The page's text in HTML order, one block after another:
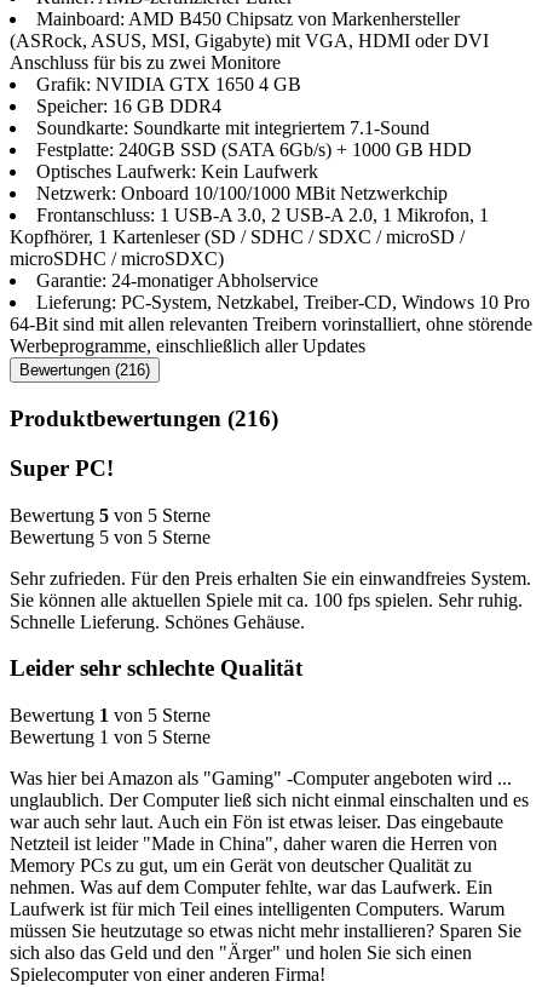
Mainboard: AMD B450 Chipsatz von Markenhersteller
(ASRock, ASUS, MSI, Gigabyte) mit VGA, HDMI oder DVI
Anschluss für bis zu zwei Monitore
Grafik: NVIDIA GTX 1650 4 GB
Speicher: 16 GB DDR4
Soundkarte: Soundkarte mit integriertem 7.1-Sound
Festplatte: 240GB SSD (SATA 6Gb/​s) + 1000 GB HDD
Optisches Laufwerk: Kein Laufwerk
Netzwerk: Onboard 10/100/1000 MBit Netzwerkchip
Frontanschluss: 1 USB-A 3.0, 2 USB-A 2.0, 1 Mikrofon, 1
Kopfhörer, 1 Kartenleser (SD / SDHC / SDXC / microSD /
microSDHC / microSDXC)
Garantie: 24-monatiger Abholservice
Lieferung: PC-System, Netzkabel, Treiber-CD, Windows 10 Pro
64-Bit sind mit allen relevanten Treibern vorinstalliert, ohne störende
Werbeprogramme, einschließlich aller Updates
Bewertungen (216)
Produktbewertungen (216)
Super PC!
Bewertung 5 von 5 Sterne
Bewertung 5 von 5 Sterne
Sehr zufrieden. Für den Preis erhalten Sie ein einwandfreies System.
Sie können alle aktuellen Spiele mit ca. 100 fps spielen. Sehr ruhig.
Schnelle Lieferung. Schönes Gehäuse.
Leider sehr schlechte Qualität
Bewertung 1 von 5 Sterne
Bewertung 1 von 5 Sterne
Was hier bei Amazon als "Gaming" -Computer angeboten wird ...
unglaublich. Der Computer ließ sich nicht einmal einschalten und es
war auch sehr laut. Auch ein Fön ist etwas leiser. Das eingebaute
Netzteil ist leider "Made in China", daher waren die Herren von
Memory PCs zu gut, um ein Gerät von deutscher Qualität zu
nehmen. Was auf dem Computer fehlte, war das Laufwerk. Ein
Laufwerk ist für mich Teil eines intelligenten Computers. Warum
müssen Sie heutzutage so etwas nicht mehr installieren? Sparen Sie
sich also das Geld und den "Ärger" und holen Sie sich einen
Spielecomputer von einer anderen Firma!